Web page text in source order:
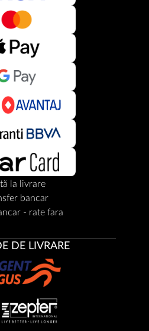
la livrare
bancar
- rate fara
DE LIVRARE